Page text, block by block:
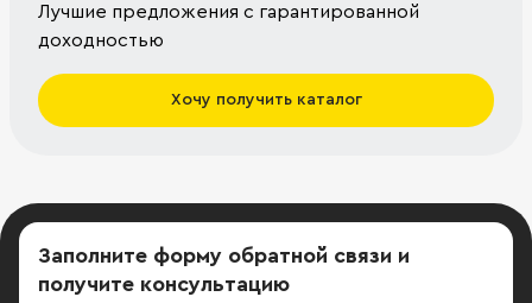
Лучшие предложения с гарантированной
доходностью
Хочу получить каталог
Заполните форму обратной связи и
получите консультацию